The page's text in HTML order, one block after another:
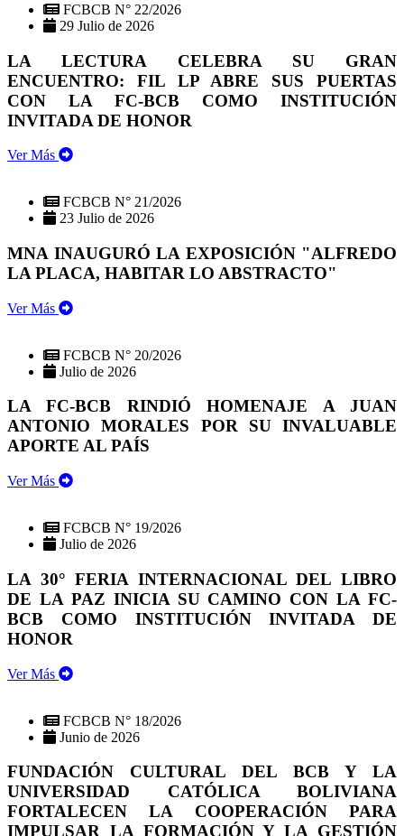
FCBCB N° 22/2026
29 Julio de 2026
LA LECTURA CELEBRA SU GRAN
ENCUENTRO: FIL LP ABRE SUS PUERTAS
CON LA FC-BCB COMO INSTITUCIÓN
INVITADA DE HONOR
Ver Más
FCBCB N° 21/2026
23 Julio de 2026
MNA INAUGURÓ LA EXPOSICIÓN "ALFREDO
LA PLACA, HABITAR LO ABSTRACTO"
Ver Más
FCBCB N° 20/2026
Julio de 2026
LA FC-BCB RINDIÓ HOMENAJE A JUAN
ANTONIO MORALES POR SU INVALUABLE
APORTE AL PAÍS
Ver Más
FCBCB N° 19/2026
Julio de 2026
LA 30° FERIA INTERNACIONAL DEL LIBRO
DE LA PAZ INICIA SU CAMINO CON LA FC-
BCB COMO INSTITUCIÓN INVITADA DE
HONOR
Ver Más
FCBCB N° 18/2026
Junio de 2026
FUNDACIÓN CULTURAL DEL BCB Y LA
UNIVERSIDAD CATÓLICA BOLIVIANA
FORTALECEN LA COOPERACIÓN PARA
IMPULSAR LA FORMACIÓN Y LA GESTIÓN